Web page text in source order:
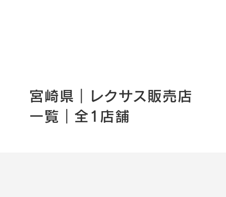
宮崎県｜レクサス販売店
一覧｜全1店舗